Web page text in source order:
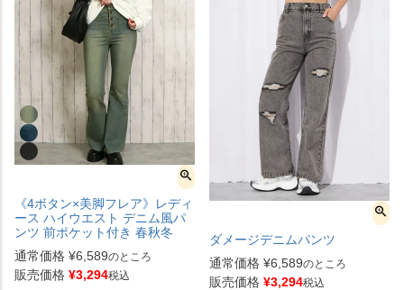
《4ボタン×美脚フレア》レディ
ース ハイウエスト デニム風パ
ンツ 前ポケット付き 春秋冬
通常価格 ¥6,589のところ
販売価格 ¥3,294税込
ダメージデニムパンツ
通常価格 ¥6,589のところ
販売価格 ¥3,294税込